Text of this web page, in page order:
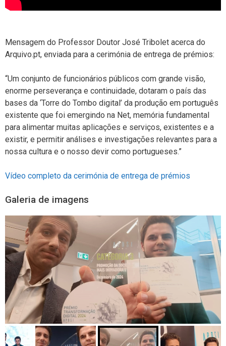
Mensagem do Professor Doutor José Tribolet acerca do
Arquivo.pt, enviada para a cerimónia de entrega de prémios:
“Um conjunto de funcionários públicos com grande visão,
enorme perseverança e continuidade, dotaram o país das
bases da ‘Torre do Tombo digital’ da produção em português
existente que foi emergindo na Net, memória fundamental
para alimentar muitas aplicações e serviços, existentes e a
existir, e permitir análises e investigações relevantes para a
nossa cultura e o nosso devir como portugueses.”
Vídeo completo da cerimónia de entrega de prémios
Galeria de imagens